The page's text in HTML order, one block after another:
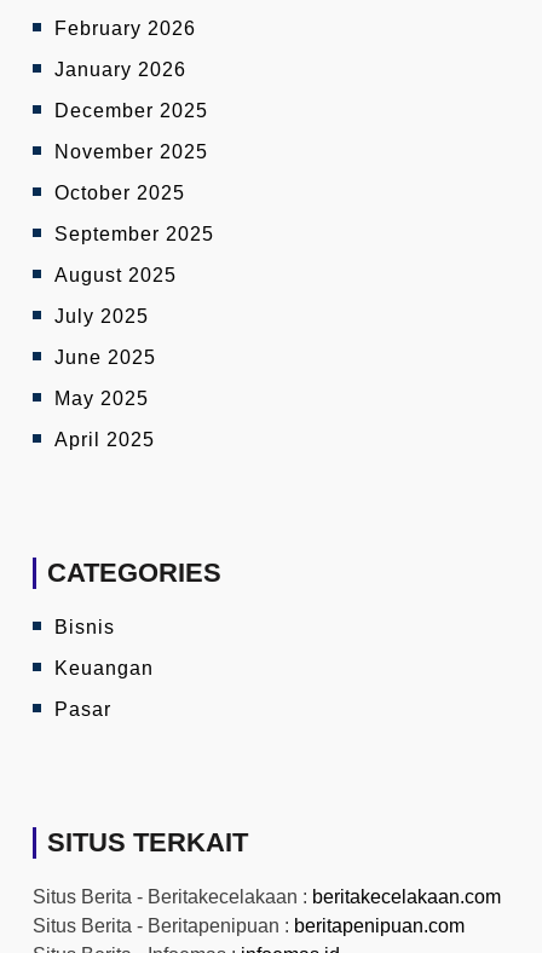
February 2026
January 2026
December 2025
November 2025
October 2025
September 2025
August 2025
July 2025
June 2025
May 2025
April 2025
CATEGORIES
Bisnis
Keuangan
Pasar
SITUS TERKAIT
Situs Berita - Beritakecelakaan : beritakecelakaan.com
Situs Berita - Beritapenipuan : beritapenipuan.com